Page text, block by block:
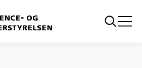
Barnevognsfabrik AS